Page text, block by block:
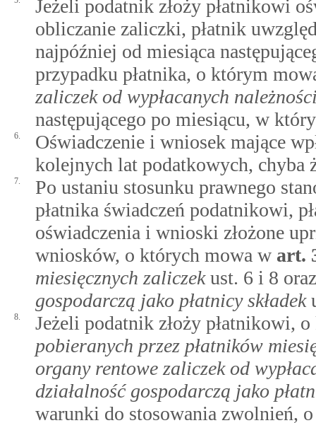
Jeżeli podatnik złoży płatnikowi
obliczanie zaliczki, płatnik
najpóźniej od miesiąca
przypadku płatnika, o którym
zaliczek od wypłacanych
następującego po miesiącu, w
6.
Oświadczenie i wniosek mające
kolejnych lat podatkowych, chyba
7.
Po ustaniu stosunku prawnego
płatnika świadczeń podatnikowi,
oświadczenia i wnioski złożone
wniosków, o których mowa w art.
miesięcznych zaliczekust. 6 i 8
gospodarczą jako płatnicy składek
8.
Jeżeli podatnik złoży płatnikowi,
pobieranych przez płatników
organy rentowe zaliczek od
działalność gospodarczą jako
warunki do stosowania zwolnień,